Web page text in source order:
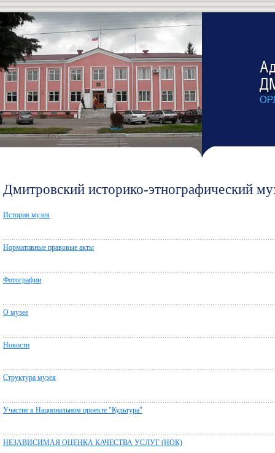
Дмитровский историко-этнографический
История музея
Нормативные правовые акты
Фотографии
О музее
Новости
Структура музея
Участие в Национальном проекте "Культура"
НЕЗАВИСИМАЯ ОЦЕНКА КАЧЕСТВА УСЛУГ (НОК)